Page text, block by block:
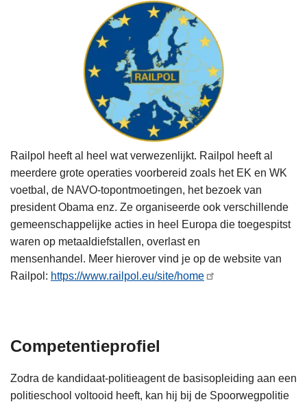
Railpol heeft al heel wat verwezenlijkt. Railpol heeft al
meerdere grote operaties voorbereid zoals het EK en WK
voetbal, de NAVO-topontmoetingen, het bezoek van
president Obama enz. Ze organiseerde ook verschillende
gemeenschappelijke acties in heel Europa die toegespitst
waren op metaaldiefstallen, overlast en
mensenhandel. Meer hierover vind je op de website van
Railpol: https://www.railpol.eu/site/home
Competentieprofiel
Zodra de kandidaat-politieagent de basisopleiding aan een
politieschool voltooid heeft, kan hij bij de Spoorwegpolitie